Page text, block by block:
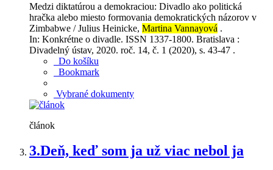
Medzi diktatúrou a demokraciou: Divadlo ako politická
hračka alebo miesto formovania demokratických názorov v
Zimbabwe / Julius Heinicke, Martina Vannayová .
In: Konkrétne o divadle. ISSN 1337-1800. Bratislava :
Divadelný ústav, 2020. roč. 14, č. 1 (2020), s. 43-47 .
Do košíku
Bookmark
Vybrané dokumenty
článok
3.Deň, keď som ja už viac nebol ja